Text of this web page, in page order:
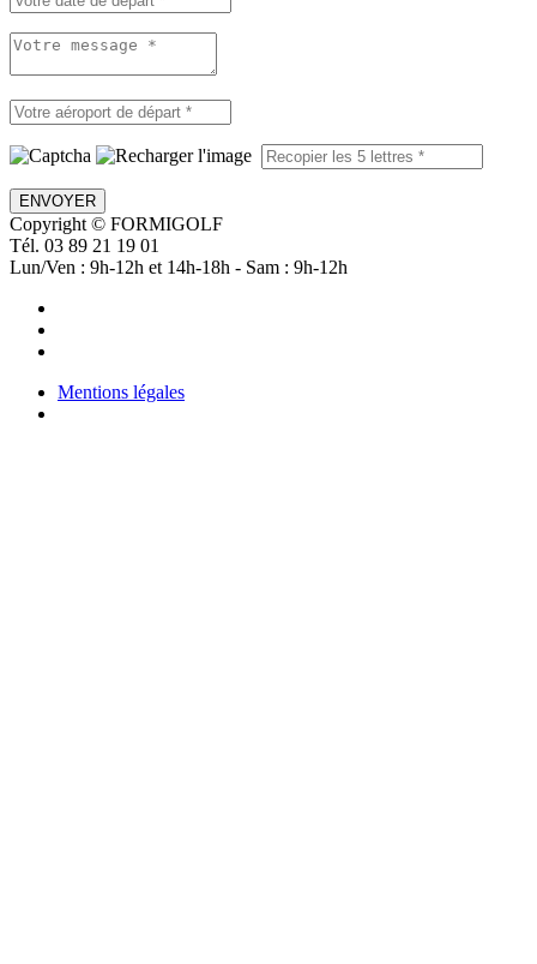
ENVOYER
Copyright © FORMIGOLF
Tél. 03 89 21 19 01
Lun/Ven : 9h-12h et 14h-18h - Sam : 9h-12h
Mentions légales